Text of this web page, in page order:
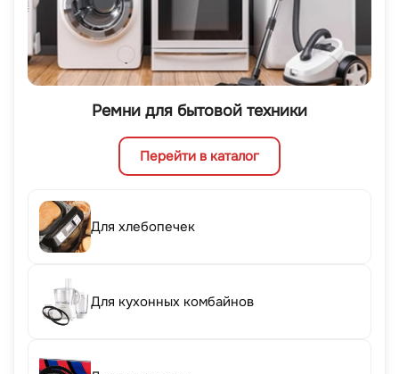
Ремни для бытовой техники
Перейти в каталог
Для хлебопечек
Для кухонных комбайнов